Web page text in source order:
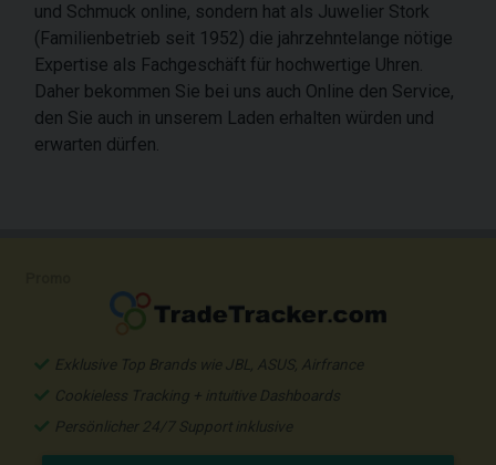
und Schmuck online, sondern hat als Juwelier Stork
(Familienbetrieb seit 1952) die jahrzehntelange nötige
Expertise als Fachgeschäft für hochwertige Uhren.
Daher bekommen Sie bei uns auch Online den Service,
den Sie auch in unserem Laden erhalten würden und
erwarten dürfen.
Exklusive Top Brands wie JBL, ASUS, Airfrance
Cookieless Tracking + intuitive Dashboards
Persönlicher 24/7 Support inklusive